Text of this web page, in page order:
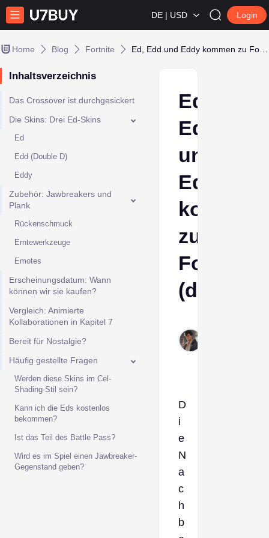
DE | USD Login
Home Blog Fortnite
Inhaltsverzeichnis
Das Crossover ist durchgesickert
Die Skins: Drei Ed-Skins
Ed
Edd (Double D)
Eddy
Zubehör: Jawbreakers und
Plank
Rückenschmuck
Erntewerkzeuge
Emotes
Erscheinungsdatum: Wann
können wir sie kaufen?
Vergleich: Animierte
Kollaborationen in Kapitel 7
Bereit für Nostalgie?
Häufig gestellte Fragen
Werden diese Skins im Cel-
Shading-Stil sein?
Kann ich die Eds kostenlos
bekommen?
Ist das Teil des Battle Pass?
Wird es im Spiel einen Jawbreaker-
Gegenstand geben?
Ed,
Edd
und
Eddy
kommen
zu
Fortnite
D
i
e
N
a
c
h
b